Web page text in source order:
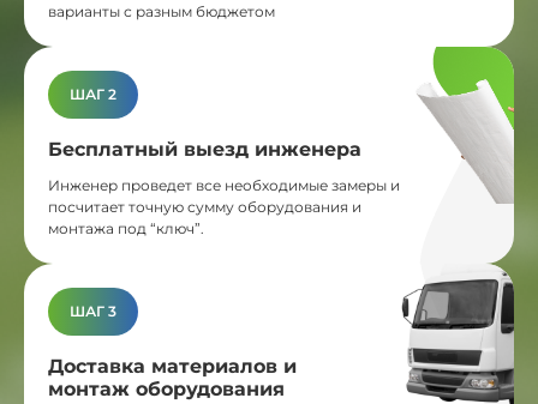
варианты с разным бюджетом
ШАГ 2
Бесплатный выезд инженера
Инженер проведет все необходимые замеры и
посчитает точную сумму оборудования и
монтажа под “ключ”.
ШАГ 3
Доставка материалов и
монтаж оборудования